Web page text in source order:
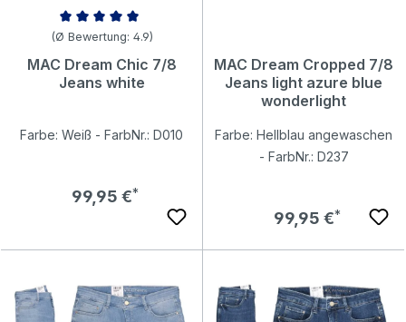
Durchschnittliche Bewertung von 4.9 von 5 Sternen
(Ø Bewertung: 4.9)
MAC Dream Chic 7/8
Jeans white
Farbe: Weiß - FarbNr.: D010
Regulärer Preis:
99,95 €
MAC Dream Cropped 7/8
Jeans light azure blue
wonderlight
Farbe: Hellblau angewaschen
- FarbNr.: D237
Regulärer Preis:
99,95 €